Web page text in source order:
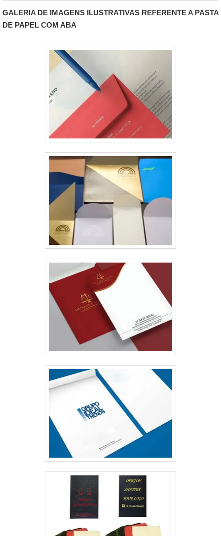
informações da empresa. Isso faz com que o interesse
de consumo dos clientes seja extremamente alt.
GALERIA DE IMAGENS ILUSTRATIVAS REFERENTE A PASTA
DE PAPEL COM ABA